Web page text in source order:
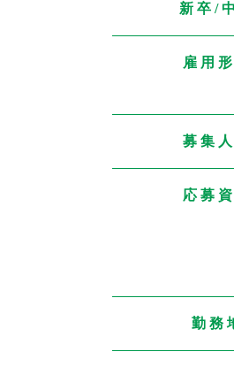
新卒/
雇用
募集
応募
勤務